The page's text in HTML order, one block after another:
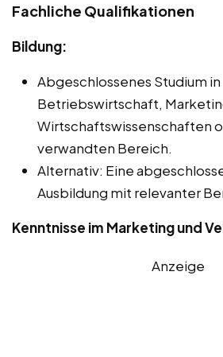
Fachliche Qualifikationen
Bildung:
Abgeschlossenes Studium in
Betriebswirtschaft,
Wirtschaftswissenschaften
verwandten Bereich.
Alternativ: Eine
Ausbildung mit relevanter
Kenntnisse im Marketing und
Anzeige